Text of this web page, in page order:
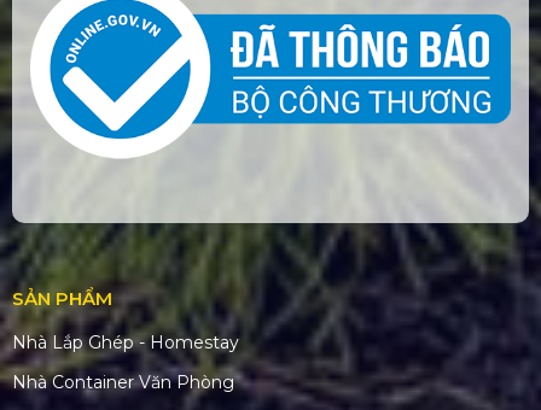
SẢN PHẨM
Nhà Lắp Ghép - Homestay
Nhà Container Văn Phòng